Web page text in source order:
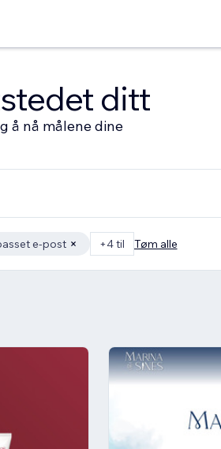
ditt
å nå målene dine
e-post +4 til Tøm alle